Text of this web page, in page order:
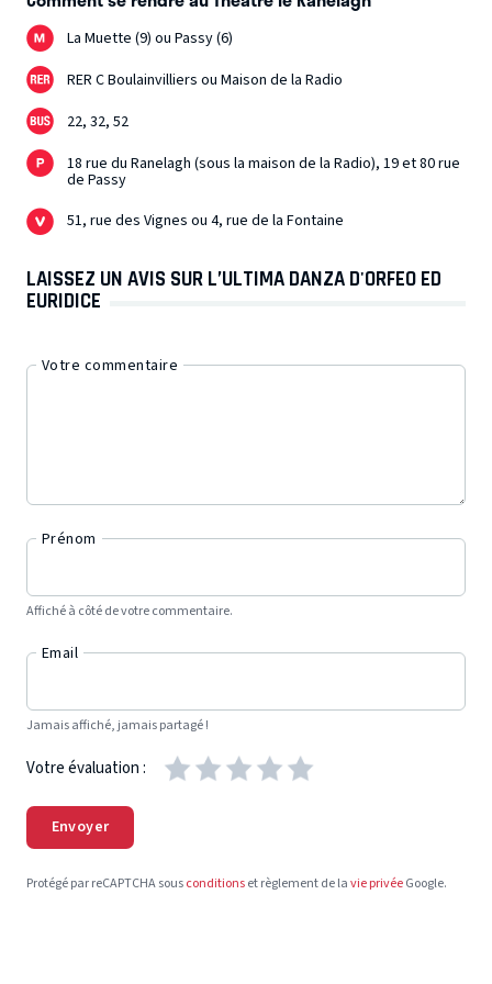
La Muette (9) ou Passy (6)
RER C Boulainvilliers ou Maison de la Radio
22, 32, 52
18 rue du Ranelagh (sous la maison de la Radio), 19 et 80 rue
de Passy
51, rue des Vignes ou 4, rue de la Fontaine
LAISSEZ UN AVIS SUR L’ULTIMA DANZA D'ORFEO ED
EURIDICE
Votre commentaire
Prénom
Affiché à côté de votre commentaire.
Email
Jamais affiché, jamais partagé !
Votre évaluation :
Envoyer
Protégé par reCAPTCHA sousconditionset règlement de lavie privéeGoogle.